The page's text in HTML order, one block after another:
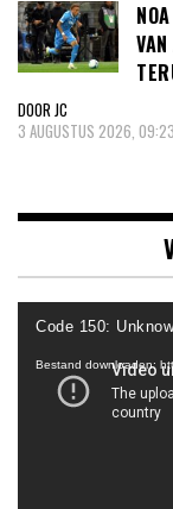
DOOR JC
3 AUGUSTUS 2026, 09:23
Videospeler
Code 150:
Bestand downloaden: